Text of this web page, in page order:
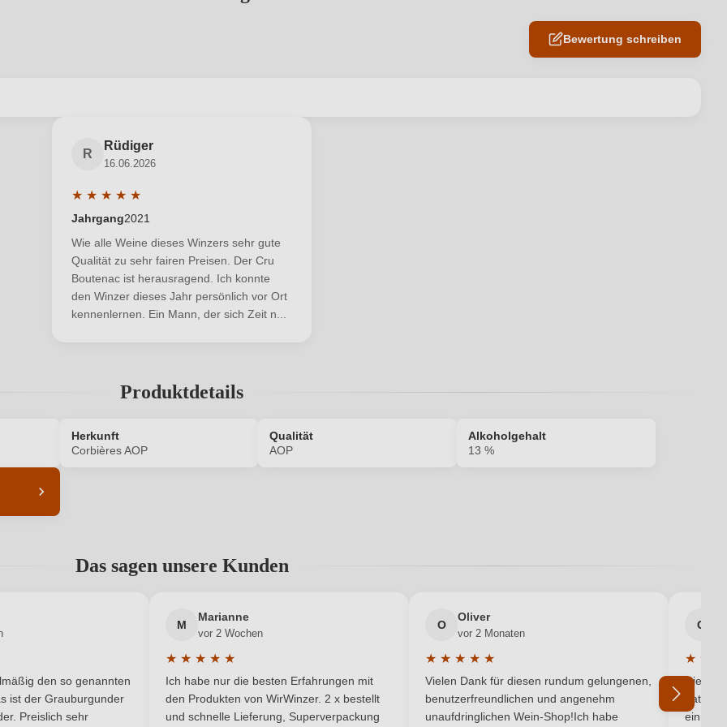
Bewertung schreiben
Neuer Kunde?
ANMELDEN
R
Rüdiger
16.06.2026
★ ★ ★ ★ ★
Durchschnittliche Bewertung von 5 von 5 Sternen
Jahrgang2021
Wie alle Weine dieses Winzers sehr gute
Qualität zu sehr fairen Preisen. Der Cru
Boutenac ist herausragend. Ich konnte
den Winzer dieses Jahr persönlich vor Ort
kennenlernen. Ein Mann, der sich Zeit n...
Produktdetails
Herkunft
Corbières AOP
Qualität
AOP
Alkoholgehalt
13 %
Enthält Sulfite Ausbau
Carignan, Grenache, Syrah Flaschenverschluss Naturkorken
Corbières AOP Geschmack Trocken
Das sagen unsere Kunden
Sternen
Bewertung von 5 von 5 Sternen
den so genannten
ist der Grauburgunder
Preislich sehr
M
Marianne
vor 2 Wochen
★ ★ ★ ★ ★
Durchschnittliche Bewertung von 5 von 5 Sternen
Ich habe nur die besten Erfahrungen mit
den Produkten von WirWinzer. 2 x bestellt
und schnelle Lieferung, Superverpackung
O
Oliver
vor 2 Monaten
★ ★ ★ ★ ★
Durchschnittliche Bewertung von 5 von 5 Sternen
Vielen Dank für diesen rundum gelungenen,
benutzerfreundlichen und angenehm
unaufdringlichen Wein-Shop!Ich habe
G
★ ★
Die
hat
einmal